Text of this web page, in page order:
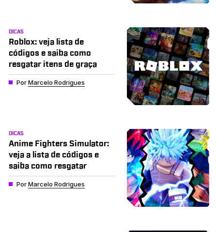
DICAS
Roblox: veja lista de
códigos e saiba como
resgatar itens de graça
PorMarcelo Rodrigues
DICAS
Anime Fighters Simulator:
veja a lista de códigos e
saiba como resgatar
PorMarcelo Rodrigues